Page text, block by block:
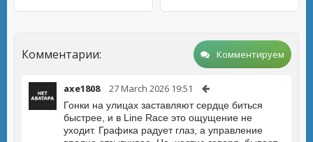
Комментарии: Комментируем
axe1808 27 March 2026 19:51
Гонки на улицах заставляют сердце биться
быстрее, и в Line Race это ощущение не
уходит. Графика радует глаз, а управление